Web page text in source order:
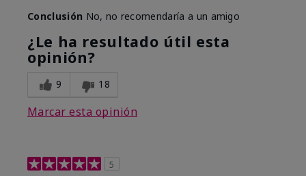
Conclusión No, no recomendaría a un amigo
¿Le ha resultado útil esta
opinión?
9 18
Marcar esta opinión
5